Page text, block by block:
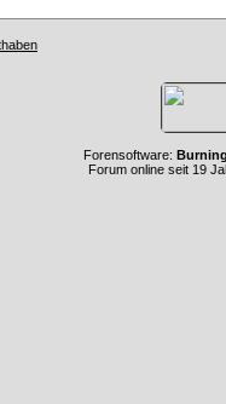
Forensoftware:
Forum online seit 19